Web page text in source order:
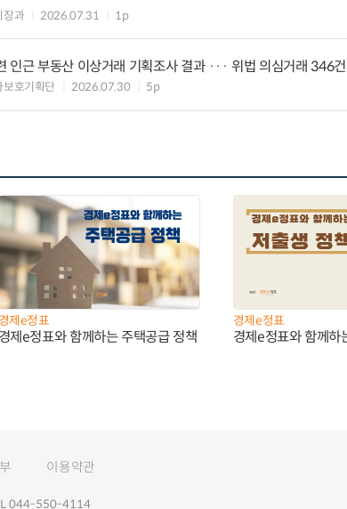
장과 2026.07.31 1p
인근 부동산 이상거래 기획조사 결과 ··· 위법 의심거래 346
보호기획단 2026.07.30 5p
경제e정표
경제e정표와 함께하는 주택공급 정책
경제e정표
경제e정표와 함께하
이용약관
044-550-4114